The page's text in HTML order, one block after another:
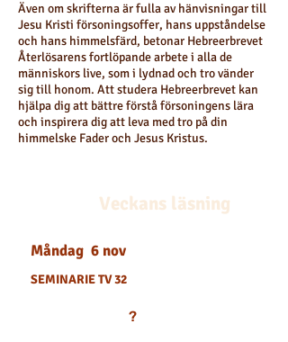
Även om skrifterna är fulla av hänvisningar till
Jesu Kristi försoningsoffer, hans uppståndelse
och hans himmelsfärd, betonar Hebreerbrevet
Återlösarens fortlöpande arbete i alla de
människors live, som i lydnad och tro vänder
sig till honom. Att studera Hebreerbrevet kan
hjälpa dig att bättre förstå försoningens lära
och inspirera dig att leva med tro på din
himmelske Fader och Jesus Kristus.
Veckans läsning
Måndag 6 nov
SEMINARIE TV 32
?